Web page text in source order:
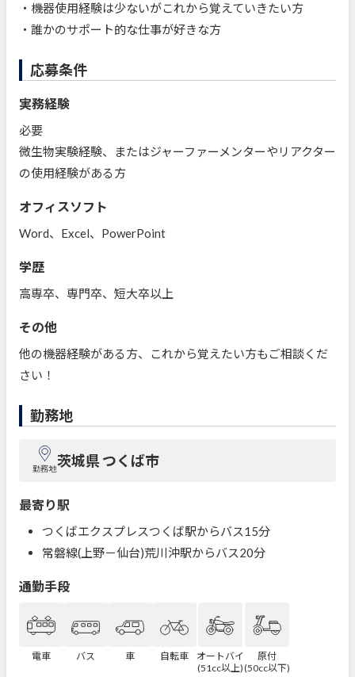
・機器使用経験は少ないがこれから覚えていきたい方
・誰かのサポート的な仕事が好きな方
応募条件
実務経験
必要
微生物実験経験、またはジャーファーメンターやリアクター
の使用経験がある方
オフィスソフト
Word、Excel、PowerPoint
学歴
高専卒、専門卒、短大卒以上
その他
他の機器経験がある方、これから覚えたい方もご相談くだ
さい！
勤務地
勤務地茨城県 つくば市
最寄り駅
つくばエクスプレスつくば駅からバス15分
常磐線(上野－仙台)荒川沖駅からバス20分
通勤手段
電車 バス 車 自転車
オートバイ
(51cc以上)
原付
(50cc以下)